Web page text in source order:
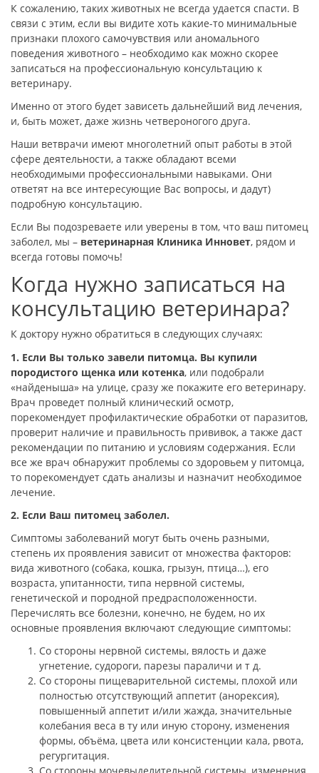
К сожалению, таких животных не всегда удается спасти. В
связи с этим, если вы видите хоть какие-то минимальные
признаки плохого самочувствия или аномального
поведения животного – необходимо как можно скорее
записаться на профессиональную консультацию к
ветеринару.
Именно от этого будет зависеть дальнейший вид лечения,
и, быть может, даже жизнь четвероногого друга.
Наши ветврачи имеют многолетний опыт работы в этой
сфере деятельности, а также обладают всеми
необходимыми профессиональными навыками. Они
ответят на все интересующие Вас вопросы, и дадут)
подробную консультацию.
Если Вы подозреваете или уверены в том, что ваш питомец
заболел, мы – ветеринарная Клиника Инновет, рядом и
всегда готовы помочь!
Когда нужно записаться на
консультацию ветеринара?
К доктору нужно обратиться в следующих случаях:
1. Если Вы только завели питомца. Вы купили
породистого щенка или котенка, или подобрали
«найденыша» на улице, сразу же покажите его ветеринару.
Врач проведет полный клинический осмотр,
порекомендует профилактические обработки от паразитов,
проверит наличие и правильность прививок, а также даст
рекомендации по питанию и условиям содержания. Если
все же врач обнаружит проблемы со здоровьем у питомца,
то порекомендует сдать анализы и назначит необходимое
лечение.
2. Если Ваш питомец заболел.
Симптомы заболеваний могут быть очень разными,
степень их проявления зависит от множества факторов:
вида животного (собака, кошка, грызун, птица…), его
возраста, упитанности, типа нервной системы,
генетической и породной предрасположенности.
Перечислять все болезни, конечно, не будем, но их
основные проявления включают следующие симптомы:
Со стороны нервной системы, вялость и даже
угнетение, судороги, парезы параличи и т д.
Со стороны пищеварительной системы, плохой или
полностью отсутствующий аппетит (анорексия),
повышенный аппетит и/или жажда, значительные
колебания веса в ту или иную сторону, изменения
формы, объёма, цвета или консистенции кала, рвота,
регургитация.